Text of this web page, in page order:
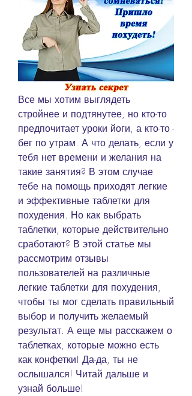
Все мы хотим выглядеть
стройнее и подтянутее, но кто-то
предпочитает уроки йоги, а кто-то -
бег по утрам. А что делать, если у
тебя нет времени и желания на
такие занятия? В этом случае
тебе на помощь приходят легкие
и эффективные таблетки для
похудения. Но как выбрать
таблетки, которые действительно
сработают? В этой статье мы
рассмотрим отзывы
пользователей на различные
легкие таблетки для похудения,
чтобы ты мог сделать правильный
выбор и получить желаемый
результат. А еще мы расскажем о
таблетках, которые можно есть
как конфетки! Да-да, ты не
ослышался! Читай дальше и
узнай больше!